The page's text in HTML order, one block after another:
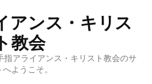
アンス・キリス
ト教会
指アライアンス・キリスト教会のサ
へようこそ。